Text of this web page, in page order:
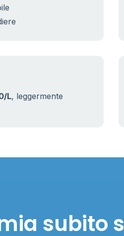
L, leggermente
subito